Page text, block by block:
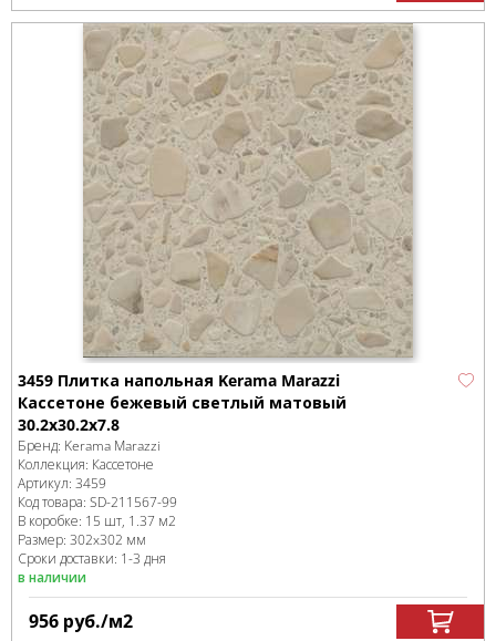
3459 Плитка напольная Kerama Marazzi
Кассетоне бежевый светлый матовый
30.2x30.2x7.8
Бренд: Kerama Marazzi
Коллекция: Кассетоне
Артикул: 3459
Код товара: SD-211567-99
В коробке: 15 шт, 1.37 м2
Размер: 302x302 мм
Сроки доставки: 1-3 дня
в наличии
956 руб./м2